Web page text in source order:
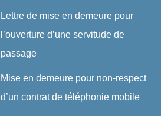
Lettre de mise en demeure pour
l’ouverture d’une servitude de
passage
Mise en demeure pour non-respect
d’un contrat de téléphonie mobile